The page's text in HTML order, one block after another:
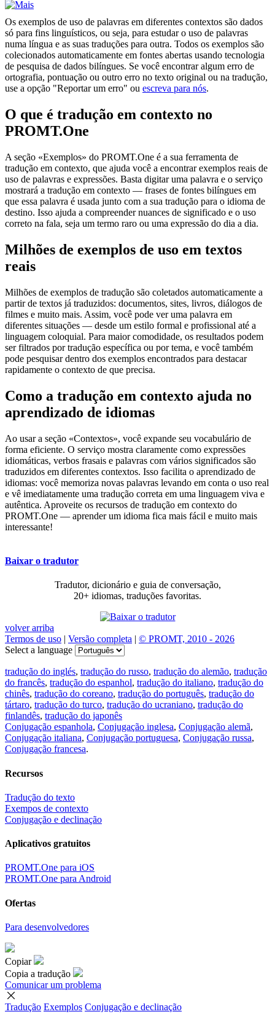
Os exemplos de uso de palavras em diferentes contextos são dados
só para fins linguísticos, ou seja, para estudar o uso de palavras
numa língua e as suas traduções para outra. Todos os exemplos são
colecionados automaticamente em fontes abertas usando tecnologia
de pesquisa de dados bilíngues. Se você encontrar algum erro de
ortografia, pontuação ou outro erro no texto original ou na tradução,
use a opção "Reportar um erro" ou escreva para nós.
O que é tradução em contexto no
PROMT.One
A seção «Exemplos» do PROMT.One é a sua ferramenta de
tradução em contexto, que ajuda você a encontrar exemplos reais de
uso de palavras e expressões. Basta digitar uma palavra e o serviço
mostrará a tradução em contexto — frases de fontes bilíngues em
que essa palavra é usada junto com a sua tradução para o idioma de
destino. Isso ajuda a compreender nuances de significado e o uso
correto na fala, seja um termo raro ou uma expressão do dia a dia.
Milhões de exemplos de uso em textos
reais
Milhões de exemplos de tradução são coletados automaticamente a
partir de textos já traduzidos: documentos, sites, livros, diálogos de
filmes e muito mais. Assim, você pode ver uma palavra em
diferentes situações — desde um estilo formal e profissional até a
linguagem coloquial. Para maior comodidade, os resultados podem
ser filtrados por tradução específica ou por tema, e você também
pode pesquisar dentro dos exemplos encontrados para destacar
rapidamente o contexto de que precisa.
Como a tradução em contexto ajuda no
aprendizado de idiomas
Ao usar a seção «Contextos», você expande seu vocabulário de
forma eficiente. O serviço mostra claramente como expressões
idiomáticas, verbos frasais e palavras com vários significados são
traduzidos em diferentes contextos. Isso facilita o aprendizado de
idiomas: você memoriza novas palavras levando em conta o uso real
e vê imediatamente uma tradução correta em uma linguagem viva e
autêntica. Aproveite os recursos de tradução em contexto do
PROMT.One — aprender um idioma fica mais fácil e muito mais
interessante!
Baixar o tradutor
Tradutor, dicionário e guia de conversação,
20+ idiomas, traduções favoritas.
volver arriba
Termos de uso | Versão completa | © PROMT, 2010 - 2026
Select a language
tradução do inglés, tradução do russo, tradução do alemão, tradução
do francês, tradução do espanhol, tradução do italiano, tradução do
chinês, tradução do coreano, tradução do português, tradução do
tártaro, tradução do turco, tradução do ucraniano, tradução do
finlandês, tradução do japonês
Conjugação espanhola, Conjugação inglesa, Conjugação alemã,
Conjugação italiana, Conjugação portuguesa, Conjugação russa,
Conjugação francesa.
Recursos
Tradução do texto
Exempos de contexto
Conjugação e declinação
Aplicativos gratuitos
PROMT.One para iOS
PROMT.One para Android
Ofertas
Para desenvolvedores
Copiar
Copia a tradução
Comunicar um problema
Tradução Exemplos Conjugação e declinação